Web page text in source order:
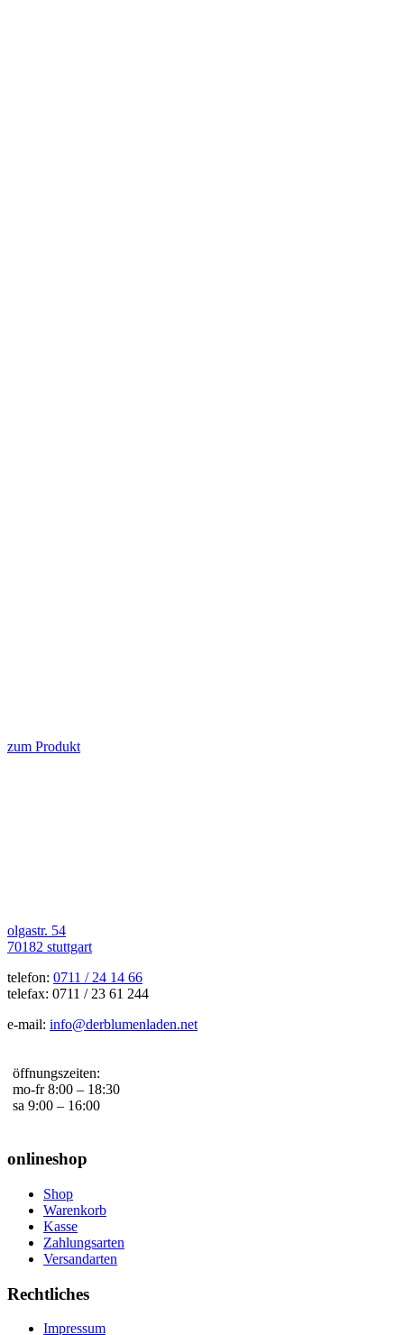
zum Produkt
olgastr. 54
70182 stuttgart
telefon: 0711 / 24 14 66
telefax: 0711 / 23 61 244
e-mail: info@derblumenladen.net
öffnungszeiten:
mo-fr 8:00 – 18:30
sa 9:00 – 16:00
onlineshop
Shop
Warenkorb
Kasse
Zahlungsarten
Versandarten
Rechtliches
Impressum